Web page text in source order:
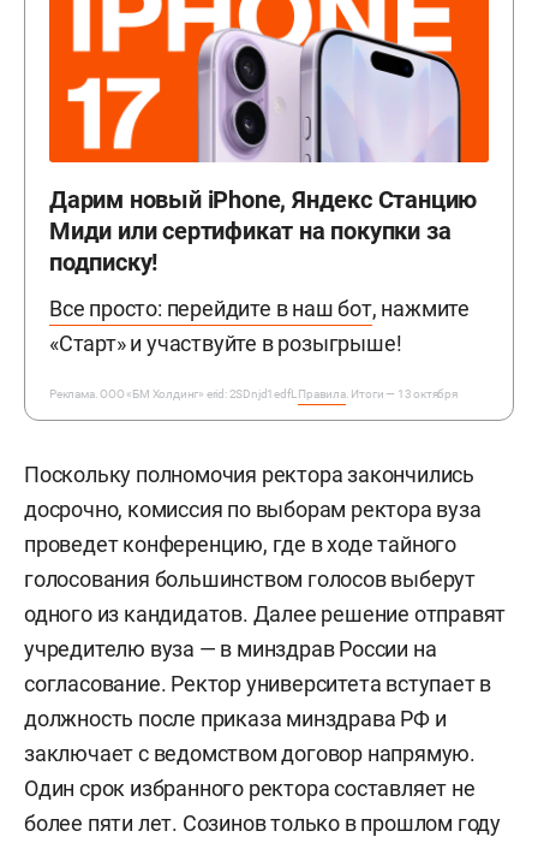
Дарим новый iPhone, Яндекс Станцию
Миди или сертификат на покупки за
подписку!
Все просто: перейдите в наш бот, нажмите
«Старт» и участвуйте в розыгрыше!
Реклама. ООО «БМ Холдинг» erid: 2SDnjd1edfL Правила. Итоги — 13 октября
Поскольку полномочия ректора закончились
досрочно, комиссия по выборам ректора вуза
проведет конференцию, где в ходе тайного
голосования большинством голосов выберут
одного из кандидатов. Далее решение отправят
учредителю вуза — в минздрав России на
согласование. Ректор университета вступает в
должность после приказа минздрава РФ и
заключает с ведомством договор напрямую.
Один срок избранного ректора составляет не
более пяти лет. Созинов только в прошлом году